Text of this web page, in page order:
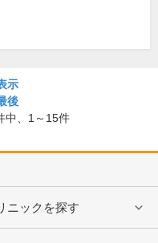
示
後
中、 1～15件
ニックを探す